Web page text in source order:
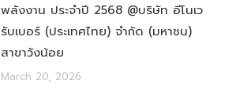
พลังงาน ประจำปี 2568 @บริษัท อีโนเว
รับเบอร์ (ประเทศไทย) จำกัด (มหาชน)
สาขาวังน้อย
March 20, 2026